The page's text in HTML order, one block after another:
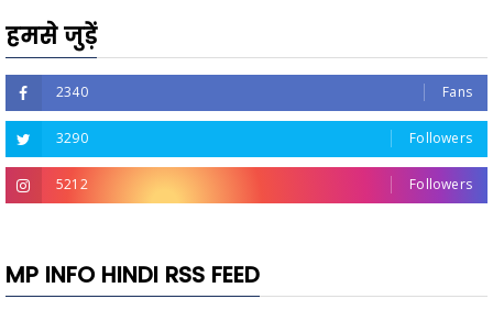
हमसे जुड़ें
2340 Fans
3290 Followers
5212 Followers
MP INFO HINDI RSS FEED